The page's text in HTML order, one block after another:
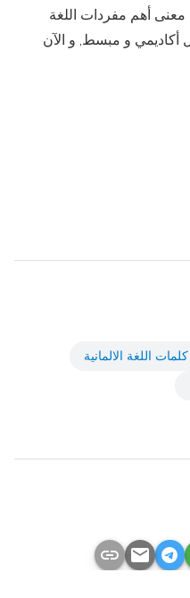
معنى أهم مفردات اللغة
أكاديمي و مبسط, و الآن
اللغة الالمانية
email
link